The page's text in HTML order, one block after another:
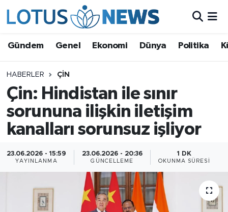
Gündem Genel Ekonomi Dünya Politika
HABERLER ÇIN
Çin: Hindistan ile sınır
sorununa ilişkin iletişim
kanalları sorunsuz işliyor
23.06.2026 - 15:59
YAYINLANMA
23.06.2026 - 20:36
GÜNCELLEME
1 DK
OKUNMA SÜRESI
Ekonomi
Dünya
Politika
Bilim ve Teknoloji